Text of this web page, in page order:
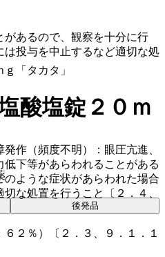
あるので、観察を十分に行
投与を中止するなど適切な処
作（頻度不明）：眼圧亢進、
下等があらわれることがある
ような症状があらわれた場合
な処置を行うこと〔２．４、
２％）〔２．３、９．１．１
「タカタ」
酸塩錠２０ｍ
後発品